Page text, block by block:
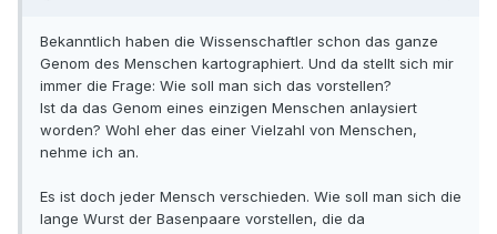
Bekanntlich haben die Wissenschaftler schon das ganze
Genom des Menschen kartographiert. Und da stellt sich mir
immer die Frage: Wie soll man sich das vorstellen?
Ist da das Genom eines einzigen Menschen anlaysiert
worden? Wohl eher das einer Vielzahl von Menschen,
nehme ich an.
Es ist doch jeder Mensch verschieden. Wie soll man sich die
lange Wurst der Basenpaare vorstellen, die da